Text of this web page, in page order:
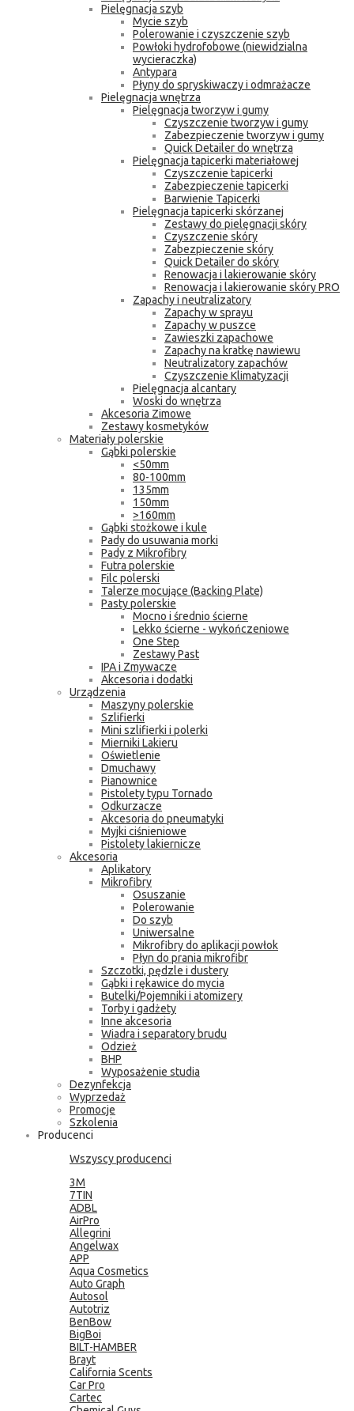
Pielęgnacja szyb
Mycie szyb
Polerowanie i czyszczenie szyb
Powłoki hydrofobowe (niewidzialna
wycieraczka)
Antypara
Płyny do spryskiwaczy i odmrażacze
Pielęgnacja wnętrza
Pielęgnacja tworzyw i gumy
Czyszczenie tworzyw i gumy
Zabezpieczenie tworzyw i gumy
Quick Detailer do wnętrza
Pielęgnacja tapicerki materiałowej
Czyszczenie tapicerki
Zabezpieczenie tapicerki
Barwienie Tapicerki
Pielęgnacja tapicerki skórzanej
Zestawy do pielęgnacji skóry
Czyszczenie skóry
Zabezpieczenie skóry
Quick Detailer do skóry
Renowacja i lakierowanie skóry
Renowacja i lakierowanie skóry PRO
Zapachy i neutralizatory
Zapachy w sprayu
Zapachy w puszce
Zawieszki zapachowe
Zapachy na kratkę nawiewu
Neutralizatory zapachów
Czyszczenie Klimatyzacji
Pielęgnacja alcantary
Woski do wnętrza
Akcesoria Zimowe
Zestawy kosmetyków
Materiały polerskie
Gąbki polerskie
<50mm
80-100mm
135mm
150mm
>160mm
Gąbki stożkowe i kule
Pady do usuwania morki
Pady z Mikrofibry
Futra polerskie
Filc polerski
Talerze mocujące (Backing Plate)
Pasty polerskie
Mocno i średnio ścierne
Lekko ścierne - wykończeniowe
One Step
Zestawy Past
IPA i Zmywacze
Akcesoria i dodatki
Urządzenia
Maszyny polerskie
Szlifierki
Mini szlifierki i polerki
Mierniki Lakieru
Oświetlenie
Dmuchawy
Pianownice
Pistolety typu Tornado
Odkurzacze
Akcesoria do pneumatyki
Myjki ciśnieniowe
Pistolety lakiernicze
Akcesoria
Aplikatory
Mikrofibry
Osuszanie
Polerowanie
Do szyb
Uniwersalne
Mikrofibry do aplikacji powłok
Płyn do prania mikrofibr
Szczotki, pędzle i dustery
Gąbki i rękawice do mycia
Butelki/Pojemniki i atomizery
Torby i gadżety
Inne akcesoria
Wiadra i separatory brudu
Odzież
BHP
Wyposażenie studia
Dezynfekcja
Wyprzedaż
Promocje
Szkolenia
Producenci
Wszyscy producenci
3M
7TIN
ADBL
AirPro
Allegrini
Angelwax
APP
Aqua Cosmetics
Auto Graph
Autosol
Autotriz
BenBow
BigBoi
BILT-HAMBER
Brayt
California Scents
Car Pro
Cartec